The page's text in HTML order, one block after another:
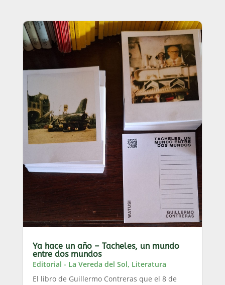
Ya hace un año – Tacheles, un mundo
entre dos mundos
Editorial - La Vereda del Sol, Literatura
El libro de Guillermo Contreras que el 8 de